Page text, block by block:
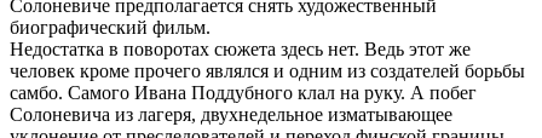
Солоневиче предполагается снять художественный
биографический фильм.
Недостатка в поворотах сюжета здесь нет. Ведь этот же
человек кроме прочего являлся и одним из создателей борьбы
самбо. Самого Ивана Поддубного клал на руку. А побег
Солоневича из лагеря, двухнедельное изматывающее